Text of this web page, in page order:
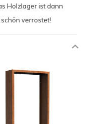
Holzlager ist dann
verrostet!